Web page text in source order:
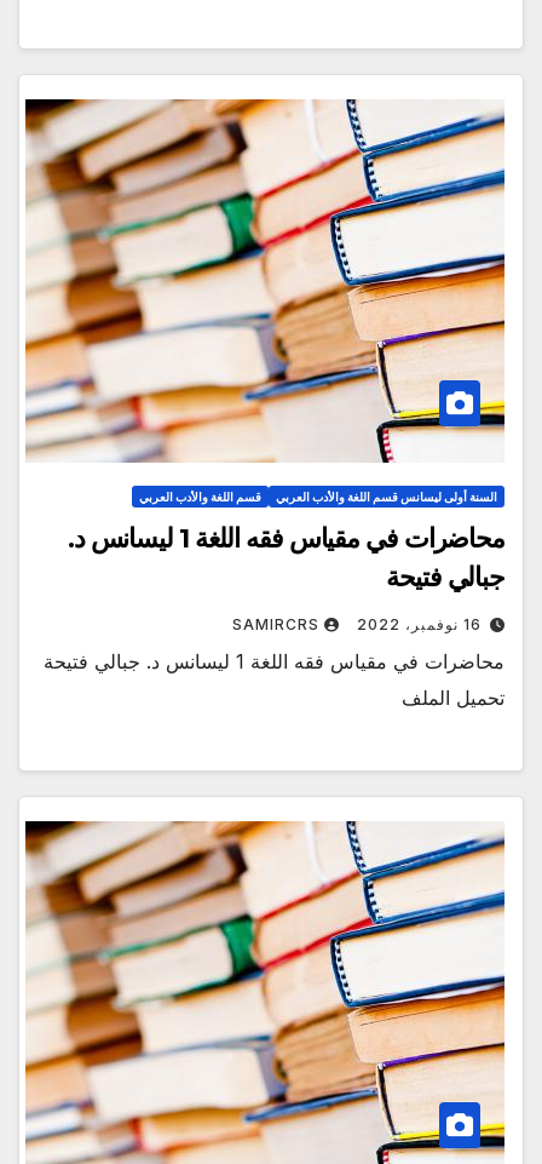
السنة أولى ليسانس قسم اللغة والأدب العربي قسم اللغة والأدب العربي
محاضرات في مقياس فقه اللغة 1 ليسانس د.
جبالي فتيحة
16 نوفمبر، 2022 SAMIRCRS
محاضرات في مقياس فقه اللغة 1 ليسانس د. جبالي فتيحة
تحميل الملف